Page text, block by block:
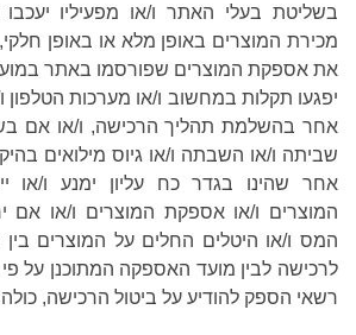
בשליטת בעלי האתר ו/או מפעיליו יעכבו
מכירת המוצרים באופן מלא או באופן
את אספקת המוצרים שפורסמו באתר
יפגעו תקלות במחשוב ו/או מערכות הטלפון
אחר בהשלמת תהליך הרכישה, ו/או אם
שביתה ו/או השבתה ו/או גיוס מילואים
אחר שהינו בגדר כח עליון ימנע ו/או
המוצרים ו/או אספקת המוצרים ו/או אם
המס ו/או היטלים החלים על המוצרים
לרכישה לבין מועד האספקה המתוכנן על
רשאי הספק להודיע על ביטול הרכישה,